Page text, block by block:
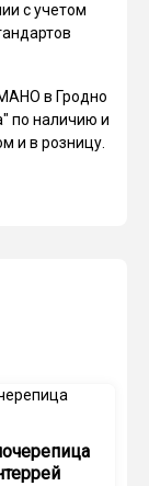
с учетом
в Гродно
по наличию и
и в розницу.